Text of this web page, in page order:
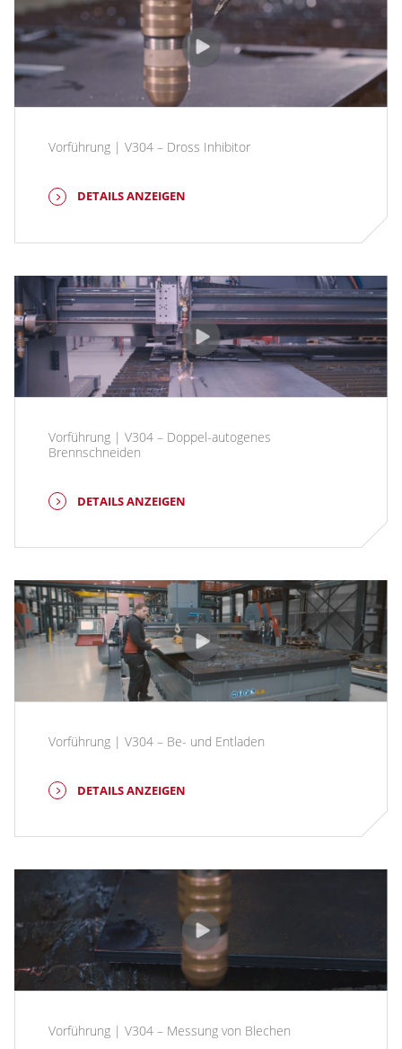
Vorführung | V304 – Dross Inhibitor
DETAILS ANZEIGEN
Vorführung | V304 – Doppel-autogenes
Brennschneiden
DETAILS ANZEIGEN
Vorführung | V304 – Be- und Entladen
DETAILS ANZEIGEN
Vorführung | V304 – Messung von Blechen